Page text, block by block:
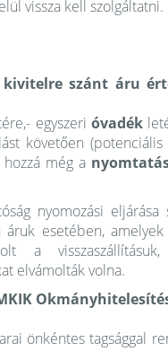
vissza kell szolgáltatni.
kivitelre szánt áru
egyszeri óvadék
követően
még a
nyomozási eljárása
esetében,
a
elvámolták volna.
önkéntes tagsággal